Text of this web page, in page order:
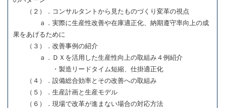
（２）．コンサルタントから見たものづくり変革の視点
ａ．実際に生産性改善や在庫適正化、納期遵守率向上の成
果をあげるために
（３）．改善事例の紹介
ａ．ＤＸを活用した生産性向上の取組み４例紹介
・製造リードタイム短縮、仕掛適正化
（４）．設備総合効率とその改善への取組み
（５）．生産計画と生産モデル
（６）．現場で改革が進まない場合の対応方法